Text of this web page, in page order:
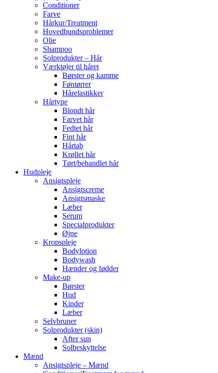
Conditioner
Farve
Hårkur/Treatment
Hovedbundsproblemer
Olie
Shampoo
Solprodukter – Hår
Værktøjer til håret
Børster og kamme
Føntørrer
Hårelastikker
Hårtype
Blondt hår
Farvet hår
Fedtet hår
Fint hår
Hårtab
Krøllet hår
Tørt/behandlet hår
Hudpleje
Ansigtspleje
Ansigtscreme
Ansigtsmaske
Læber
Serum
Specialprodukter
Øjne
Kropspleje
Bodylotion
Bodywash
Hænder og fødder
Make-up
Børster
Hud
Kinder
Læber
Selvbruner
Solprodukter (skin)
After sun
Solbeskyttelse
Mænd
Ansigtspleje – Mænd